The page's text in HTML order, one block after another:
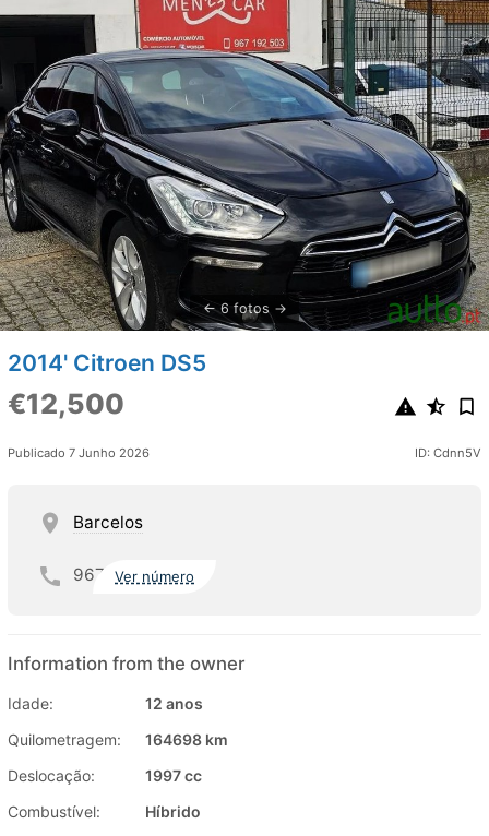
6 fotos
2014' Citroen DS5
€12,500
Publicado 7 Junho 2026 ID: Cdnn5V
Barcelos
967 Ver número
Information from the owner
Idade:
12 anos
Quilometragem:
164698 km
Deslocação:
1997 cc
Combustível:
Híbrido